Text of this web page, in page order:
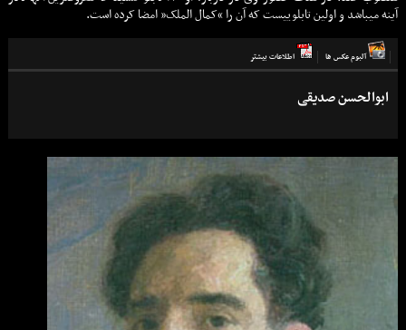
آینه میباشد و اولین تابلوییست که آن را “کمال الملک” امضا کرده است.
آلبوم عكس ها اطلاعات بيشتر
ابوالحسن صدیقی